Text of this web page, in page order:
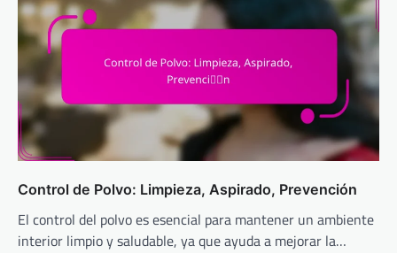
Control de Polvo: Limpieza, Aspirado, Prevención
El control del polvo es esencial para mantener un ambiente
interior limpio y saludable, ya que ayuda a mejorar la…